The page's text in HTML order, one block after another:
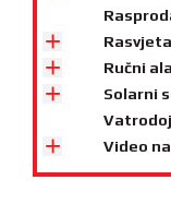
Rasvjeta
Ručni
Solarni
Video